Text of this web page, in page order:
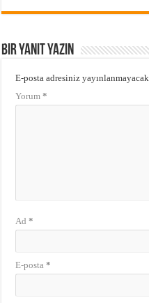
Bir yanıt yazın
E-posta adresiniz yayınlanmayacak.
Yorum*
Ad*
E-posta*